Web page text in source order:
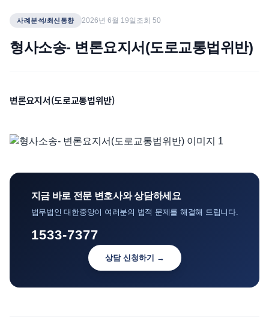
업무분야
전체
각 전문 변호사
언론보도
법률서식
사례분석/최신동향 2026년 6월 19일 조회 50
형사소송- 변론요지서(도로교통법위반)
변론요지서(도로교통법위반)
지금 바로 전문 변호사와 상담하세요
법무법인 대한중앙이 여러분의 법적 문제를 해결해 드립니다.
1533-7377
상담 신청하기 →